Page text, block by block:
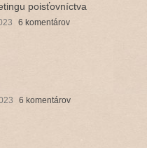
poisťovníctva
6 komentárov
6 komentárov